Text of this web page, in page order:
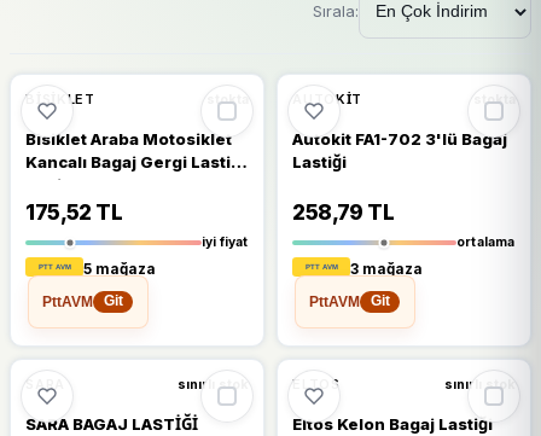
Sırala:
%68 %68 DÜŞTÜ
BISIKLET stokta
Bisiklet Araba Motosiklet
Kancalı Bagaj Gergi Lastiği
Sabitleme
175,52 TL
iyi fiyat
5 mağaza
PttAVM
Git
%28 %28 DÜŞTÜ
AUTOKIT stokta
Autokit FA1-702 3'lü Bagaj
Lastiği
258,79 TL
ortalama
3 mağaza
PttAVM
Git
%31 DÜŞTÜ
SARA sınırlı stok
SARA BAGAJ LASTİĞİ
%30 DÜŞTÜ
ELTOS sınırlı stok
Eltos Kelon Bagaj Lastiği